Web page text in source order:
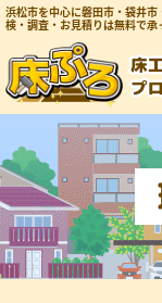
浜松市を中心に磐田市・袋井市
検・調査・お見積りは無料で承